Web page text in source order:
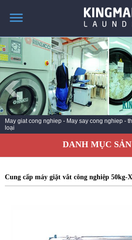
TRANG CHỦ
GIỚI THIỆU
SẢN PHẨM
TIN TỨC GIẶT LÀ
CÔNG TRÌNH TRIỂN KHAI
LIÊN HỆ
Thiết bị nhập khẩu mới 100% giá cả dịch vụ
nghệ, bảo hành chính hãng
DANH MỤC
Cung cấp máy giặt vắt công nghiệp 50kg-